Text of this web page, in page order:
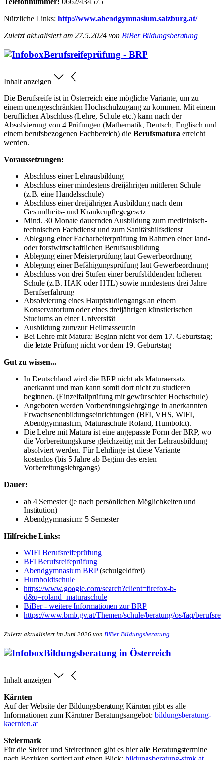
Telefonnummer: 0662/434575
Nützliche Links: http://www.abendgymnasium.salzburg.at/
Zuletzt aktualisiert am 27.5.2024 von BiBer Bildungsberatung
Berufsreifeprüfung - BRP
Inhalt anzeigen
Die Berufsreife ist in Österreich eine mögliche Variante, um zu
einem uneingeschränkten Hochschulzugang zu kommen. Mit einem
beruflichen Abschluss (Lehre, Schule etc.) kann nach der
Absolvierung von 4 Prüfungen (Mathematik, Deutsch, Englisch und
einem berufsbezogenen Fachbereich) die Berufsmatura erreicht
werden.
Voraussetzungen:
Abschluss einer Lehrausbildung
Abschluss einer mindestens dreijährigen mittleren Schule
(z.B. eine Handelsschule)
Abschluss einer dreijährigen Ausbildung nach dem
Gesundheits- und Krankenpflegegesetz
Mind. 30 Monate dauernden Ausbildung zum medizinisch-
technischen Fachdienst und zum Sanitätshilfsdienst
Ablegung einer Facharbeiterprüfung im Rahmen einer land-
oder forstwirtschaftlichen Berufsausbildung
Ablegung einer Meisterprüfung laut Gewerbeordnung
Ablegung einer Befähigungsprüfung laut Gewerbeordnung
Abschluss von drei Stufen einer berufsbildenden höheren
Schule (z.B. HAK oder HTL) sowie mindestens drei Jahre
Berufserfahrung
Absolvierung eines Hauptstudiengangs an einem
Konservatorium oder eines dreijährigen künstlerischen
Studiums an einer Universität
Ausbildung zum/zur Heilmasseur:in
Bei Lehre mit Matura: Beginn nicht vor dem 17. Geburtstag;
die letzte Prüfung nicht vor dem 19. Geburtstag
Gut zu wissen...
In Deutschland wird die BRP nicht als Maturaersatz
anerkannt und man kann somit dort nicht zu studieren
beginnen. (Einzelfallprüfung mit gewünschter Hochschule)
Angeboten werden Vorbereitungslehrgänge in anerkannten
Erwachsenenbildungseinrichtungen (BFI, VHS, WIFI,
Abendgymnasium, Maturaschule Roland, Humboldt).
Die Lehre mit Matura ist eine angepasste Form der BRP, wo
die Vorbereitungskurse gleichzeitig mit der Lehrausbildung
absolviert werden. Für Lehrlinge ist diese Variante
kostenlos (bis 5 Jahre ab Beginn des ersten
Vorbereitungslehrgangs)
Dauer:
ab 4 Semester (je nach persönlichen Möglichkeiten und
Institution)
Abendgymnasium: 5 Semester
Hilfreiche Links:
WIFI Berufsreifeprüfung
BFI Berufsreifeprüfung
Abendgymnasium BRP(schulgeldfrei)
Humboldtschule
https://www.google.com/search?client=firefox-b-
d&q=roland+maturaschule
BiBer - weitere Informationen zur BRP
https://www.bmb.gv.at/Themen/schule/beratung/os/faq/
Zuletzt aktualisiert im Juni 2026 von BiBer Bildungsberatung
Bildungsberatung in Österreich
Inhalt anzeigen
Kärnten
Auf der Website der Bildungsberatung Kärnten gibt es alle
Informationen zum Kärntner Beratungsangebot: bildungsberatung-
kaernten.at
Steiermark
Für die Steirer und Steirerinnen gibt es hier alle Beratungstermine
nach Bezirken sortiert auf einen Blick: bildungsberatung-stmk.at